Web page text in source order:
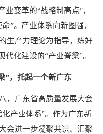
业变革的“战略制高点”，
”。产业体系向新图强，
生产力理论为指导，练好
代化建设的“产业脊梁”。
”，托起一个新广东
，广东省高质量发展大会
产业体系”。作为广东新
会进一步凝聚共识、汇聚